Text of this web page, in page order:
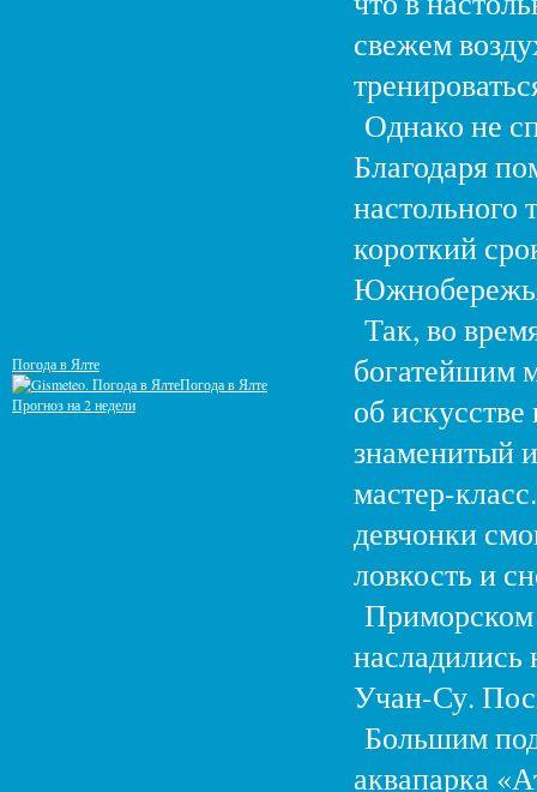
свежем
Однако не
Благодаря
короткий
Так, во
богатейшим
об
знаменитый
мастер-
девчонки
ловкость и
насладились
Учан-Су.
Большим
аквапарка
Погода в Ялте
Погода в Ялте
Прогноз на 2 недели